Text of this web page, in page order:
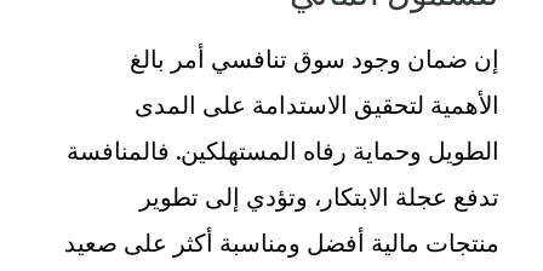
إن ضمان وجود سوق تنافسي أمر بالغ
الأهمية لتحقيق الاستدامة على المدى
الطويل وحماية رفاه المستهلكين. فالمنافسة
تدفع عجلة الابتكار، وتؤدي إلى تطوير
منتجات مالية أفضل ومناسبة أكثر على صعيد